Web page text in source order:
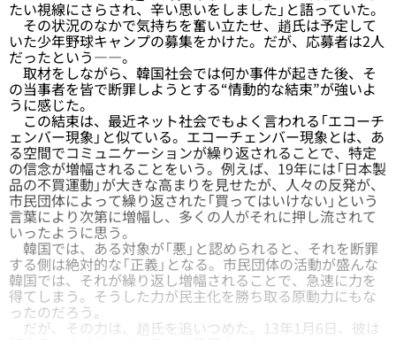
たい視線にさらされ、辛い思いをしました」と語っていた。
その状況のなかで気持ちを奮い立たせ、趙氏は予定して
いた少年野球キャンプの募集をかけた。だが、応募者は2人
だったという――。
取材をしながら、韓国社会では何か事件が起きた後、そ
の当事者を皆で断罪しようとする“情動的な結束”が強いよ
うに感じた。
この結束は、最近ネット社会でもよく言われる「エコーチ
ェンバー現象」と似ている。エコーチェンバー現象とは、あ
る空間でコミュニケーションが繰り返されることで、特定
の信念が増幅されることをいう。例えば、19年には「日本製
品の不買運動」が大きな高まりを見せたが、人々の反発が、
市民団体によって繰り返された「買ってはいけない」という
言葉により次第に増幅し、多くの人がそれに押し流されて
いったように思う。
韓国では、ある対象が「悪」と認められると、それを断罪
する側は絶対的な「正義」となる。市民団体の活動が盛んな
韓国では、それが繰り返し増幅されることで、急速に力を
得てしまう。そうした力が民主化を勝ち取る原動力にもな
ったのだろう。
だが、その力は、趙氏を追いつめた。13年1月6日、彼は